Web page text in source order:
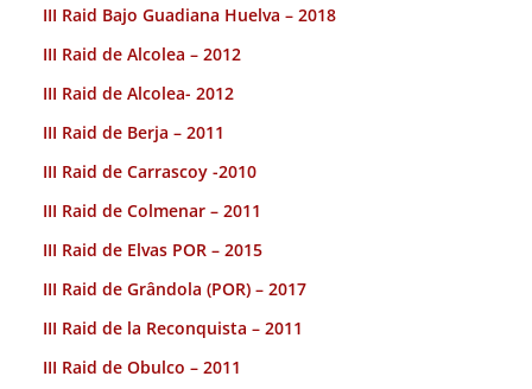
III Raid Bajo Guadiana Huelva – 2018
III Raid de Alcolea – 2012
III Raid de Alcolea- 2012
III Raid de Berja – 2011
III Raid de Carrascoy -2010
III Raid de Colmenar – 2011
III Raid de Elvas POR – 2015
III Raid de Grândola (POR) – 2017
III Raid de la Reconquista – 2011
III Raid de Obulco – 2011